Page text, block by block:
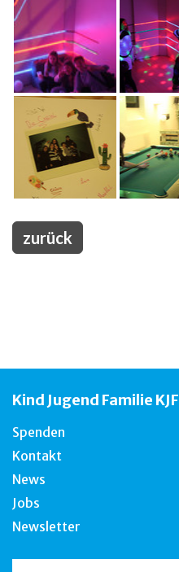
zurück
Kind Jugend Familie KJF
Spenden
Kontakt
News
Jobs
Newsletter